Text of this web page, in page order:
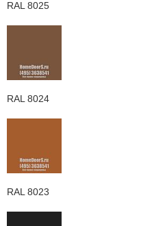
RAL 8025
RAL 8024
RAL 8023